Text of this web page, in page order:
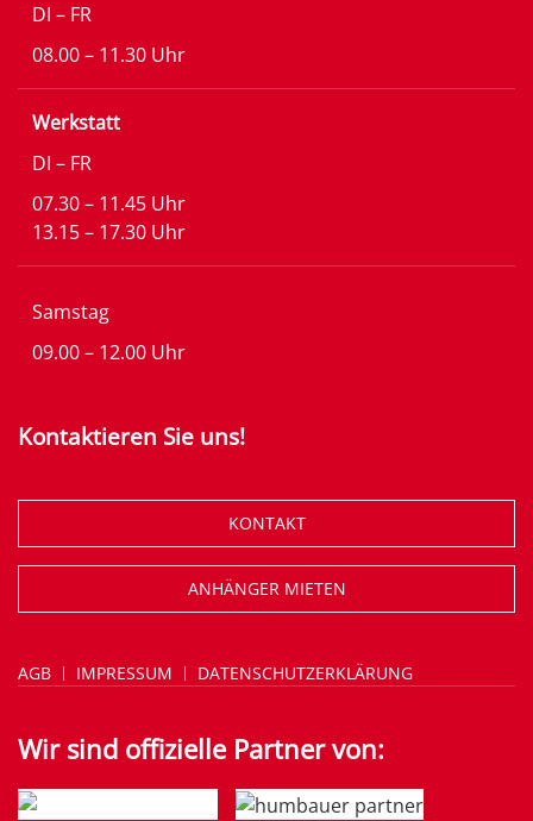
DI – FR
08.00 – 11.30 Uhr
Werkstatt
DI – FR
07.30 – 11.45 Uhr
13.15 – 17.30 Uhr
Samstag
09.00 – 12.00 Uhr
Kontaktieren Sie uns!
KONTAKT
ANHÄNGER MIETEN
AGB IMPRESSUM DATENSCHUTZERKLÄRUNG
Wir sind offizielle Partner von: